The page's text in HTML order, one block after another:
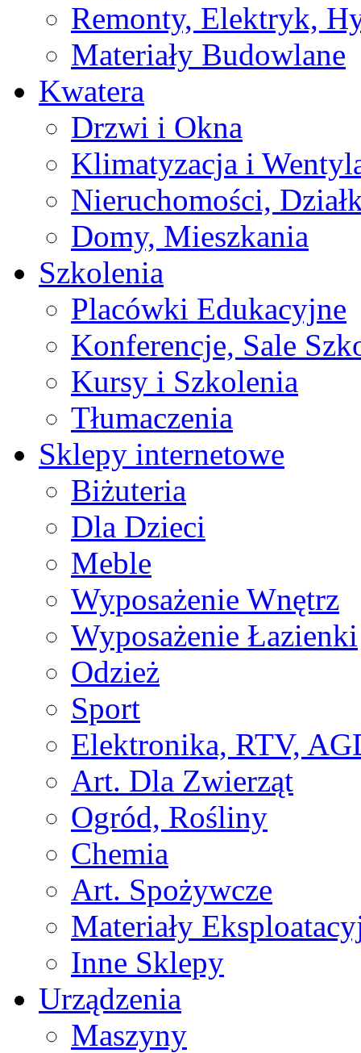
Remonty, Elektryk,
Materiały Budowlane
Kwatera
Drzwi i Okna
Klimatyzacja i
Nieruchomości,
Domy, Mieszkania
Szkolenia
Placówki Edukacyjne
Konferencje, Sale
Kursy i Szkolenia
Tłumaczenia
Sklepy internetowe
Biżuteria
Dla Dzieci
Meble
Wyposażenie Wnętrz
Wyposażenie Łazienki
Odzież
Sport
Elektronika, RTV,
Art. Dla Zwierząt
Ogród, Rośliny
Chemia
Art. Spożywcze
Materiały
Inne Sklepy
Urządzenia
Maszyny